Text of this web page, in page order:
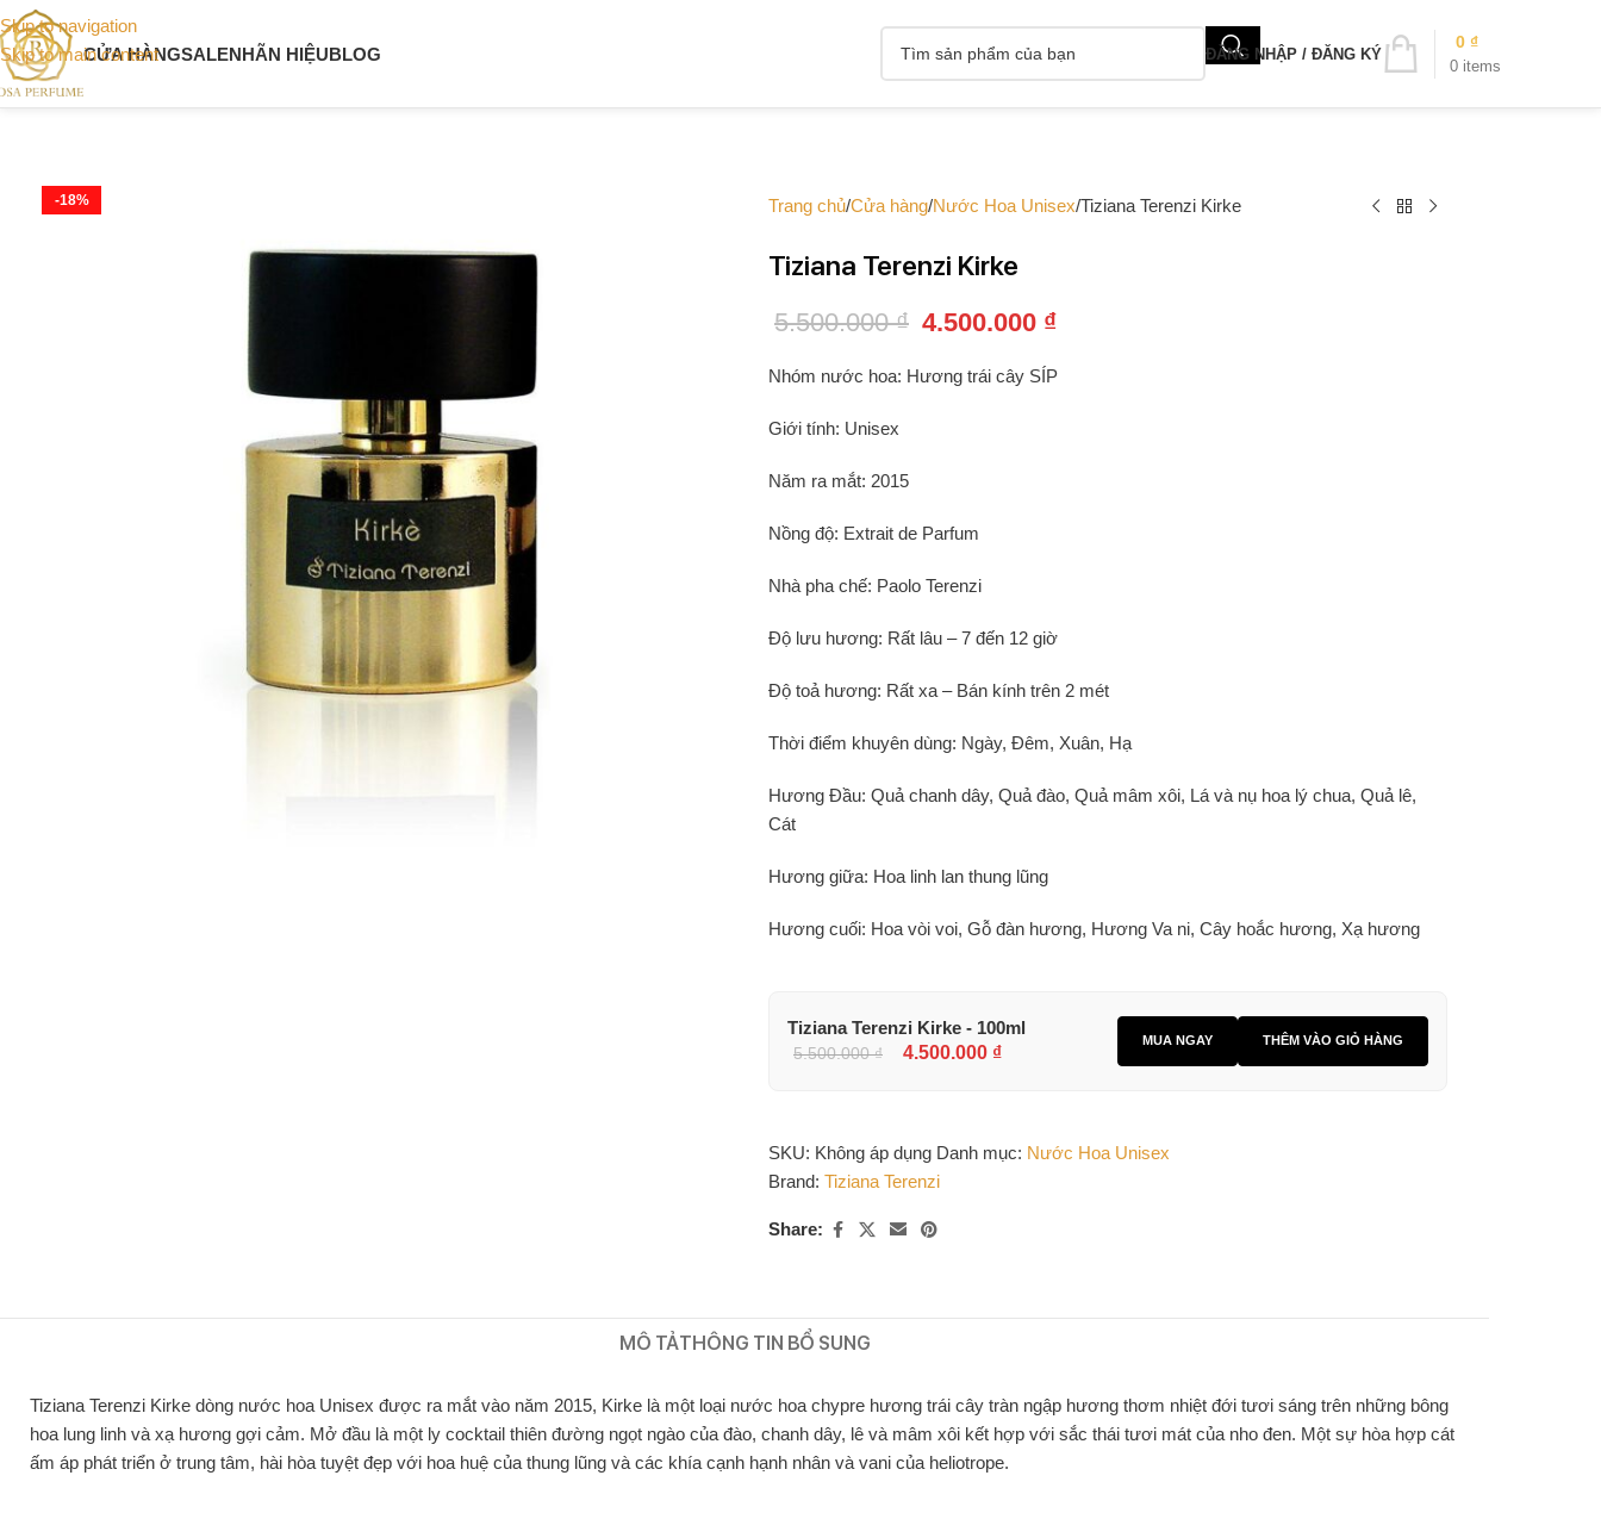
Skip to navigation
Skip to main content
CỬA HÀNGSALENHÃN HIỆUBLOG ĐĂNG NHẬP / ĐĂNG KÝ
0 items
0 ₫
-18% Trang chủ Cửa hàng Nước Hoa Unisex Tiziana Terenzi Kirke
Tiziana Terenzi Kirke
5.500.000₫ 4.500.000 ₫
Nhóm nước hoa: Hương trái cây SÍP
Giới tính: Unisex
Năm ra mắt: 2015
Nồng độ: Extrait de Parfum
Nhà pha chế: Paolo Terenzi
Độ lưu hương: Rất lâu – 7 đến 12 giờ
Độ toả hương: Rất xa – Bán kính trên 2 mét
Thời điểm khuyên dùng: Ngày, Đêm, Xuân, Hạ
Hương Đầu: Quả chanh dây, Quả đào, Quả mâm xôi, Lá và nụ hoa lý chua, Quả lê,
Cát
Hương giữa: Hoa linh lan thung lũng
Hương cuối: Hoa vòi voi, Gỗ đàn hương, Hương Va ni, Cây hoắc hương, Xạ hương
Tiziana Terenzi Kirke - 100ml
5.500.000₫ 4.500.000 ₫
MUA NGAY THÊM VÀO GIỎ HÀNG
SKU: Không áp dụng Danh mục: Nước Hoa Unisex
Brand: Tiziana Terenzi
Share:
MÔ TẢTHÔNG TIN BỔ SUNG
Tiziana Terenzi Kirke dòng nước hoa Unisex được ra mắt vào năm 2015, Kirke là một loại nước hoa chypre hương trái cây tràn ngập hương thơm nhiệt đới tươi sáng trên những bông
hoa lung linh và xạ hương gợi cảm. Mở đầu là một ly cocktail thiên đường ngọt ngào của đào, chanh dây, lê và mâm xôi kết hợp với sắc thái tươi mát của nho đen. Một sự hòa hợp cát
ấm áp phát triển ở trung tâm, hài hòa tuyệt đẹp với hoa huệ của thung lũng và các khía cạnh hạnh nhân và vani của heliotrope.